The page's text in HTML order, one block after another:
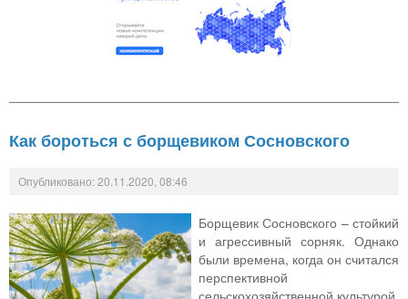
Как бороться с борщевиком Сосновского
Опубликовано: 20.11.2020, 08:46
Борщевик Сосновского – стойкий
и агрессивный сорняк. Однако
были времена, когда он считался
перспективной